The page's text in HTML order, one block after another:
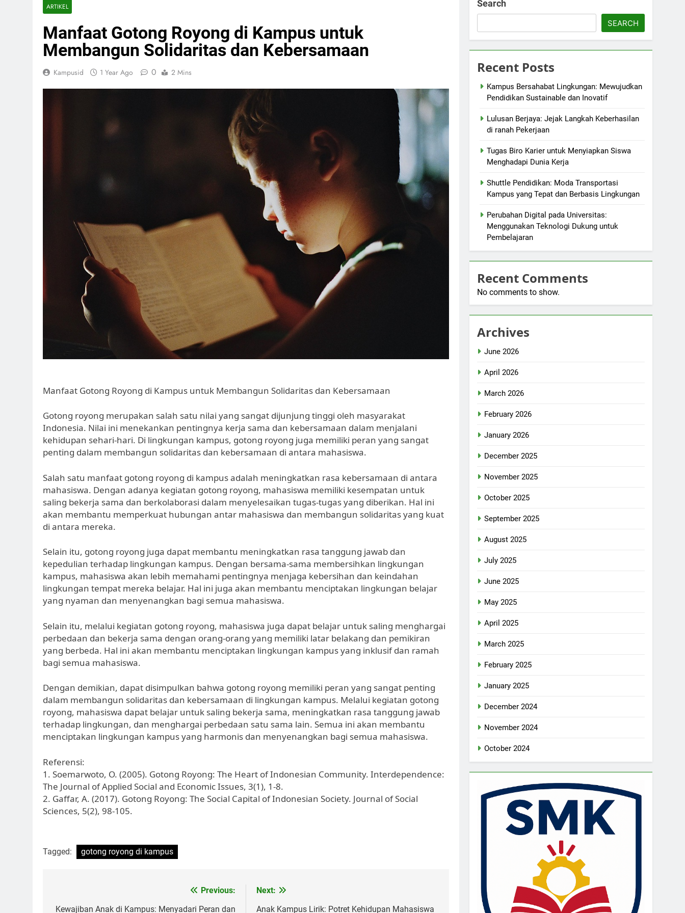
ARTIKEL
Manfaat Gotong Royong di Kampus untuk
Membangun Solidaritas dan Kebersamaan
Kampusid 1 Year Ago 0 2 Mins
Manfaat Gotong Royong di Kampus untuk Membangun Solidaritas dan Kebersamaan
Gotong royong merupakan salah satu nilai yang sangat dijunjung tinggi oleh masyarakat
Indonesia. Nilai ini menekankan pentingnya kerja sama dan kebersamaan dalam menjalani
kehidupan sehari-hari. Di lingkungan kampus, gotong royong juga memiliki peran yang sangat
penting dalam membangun solidaritas dan kebersamaan di antara mahasiswa.
Salah satu manfaat gotong royong di kampus adalah meningkatkan rasa kebersamaan di antara
mahasiswa. Dengan adanya kegiatan gotong royong, mahasiswa memiliki kesempatan untuk
saling bekerja sama dan berkolaborasi dalam menyelesaikan tugas-tugas yang diberikan. Hal ini
akan membantu memperkuat hubungan antar mahasiswa dan membangun solidaritas yang kuat
di antara mereka.
Selain itu, gotong royong juga dapat membantu meningkatkan rasa tanggung jawab dan
kepedulian terhadap lingkungan kampus. Dengan bersama-sama membersihkan lingkungan
kampus, mahasiswa akan lebih memahami pentingnya menjaga kebersihan dan keindahan
lingkungan tempat mereka belajar. Hal ini juga akan membantu menciptakan lingkungan belajar
yang nyaman dan menyenangkan bagi semua mahasiswa.
Selain itu, melalui kegiatan gotong royong, mahasiswa juga dapat belajar untuk saling menghargai
perbedaan dan bekerja sama dengan orang-orang yang memiliki latar belakang dan pemikiran
yang berbeda. Hal ini akan membantu menciptakan lingkungan kampus yang inklusif dan ramah
bagi semua mahasiswa.
Dengan demikian, dapat disimpulkan bahwa gotong royong memiliki peran yang sangat penting
dalam membangun solidaritas dan kebersamaan di lingkungan kampus. Melalui kegiatan gotong
royong, mahasiswa dapat belajar untuk saling bekerja sama, meningkatkan rasa tanggung jawab
terhadap lingkungan, dan menghargai perbedaan satu sama lain. Semua ini akan membantu
menciptakan lingkungan kampus yang harmonis dan menyenangkan bagi semua mahasiswa.
Referensi:
1. Soemarwoto, O. (2005). Gotong Royong: The Heart of Indonesian Community. Interdependence:
The Journal of Applied Social and Economic Issues, 3(1), 1-8.
2. Gaffar, A. (2017). Gotong Royong: The Social Capital of Indonesian Society. Journal of Social
Sciences, 5(2), 98-105.
Tagged: gotong royong di kampus
Previous:
Kewajiban Anak di Kampus: Menyadari Peran dan
Next:
Anak Kampus Lirik: Potret Kehidupan Mahasiswa
Search
SEARCH
Recent Posts
Kampus Bersahabat Lingkungan: Mewujudkan
Pendidikan Sustainable dan Inovatif
Lulusan Berjaya: Jejak Langkah Keberhasilan
di ranah Pekerjaan
Tugas Biro Karier untuk Menyiapkan Siswa
Menghadapi Dunia Kerja
Shuttle Pendidikan: Moda Transportasi
Kampus yang Tepat dan Berbasis Lingkungan
Perubahan Digital pada Universitas:
Menggunakan Teknologi Dukung untuk
Pembelajaran
Recent Comments
No comments to show.
Archives
June 2026
April 2026
March 2026
February 2026
January 2026
December 2025
November 2025
October 2025
September 2025
August 2025
July 2025
June 2025
May 2025
April 2025
March 2025
February 2025
January 2025
December 2024
November 2024
October 2024